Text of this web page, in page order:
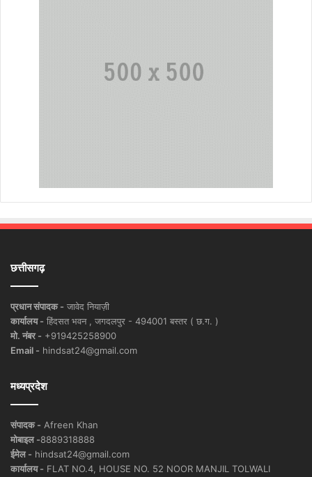
छत्तीसगढ़
प्रधान संपादक - जावेद नियाज़ी
कार्यालय - हिंदसत भवन , जगदलपुर - 494001 बस्तर ( छ.ग. )
मो. नंबर - +919425258900
Email - hindsat24@gmail.com
मध्यप्रदेश
संपादक - Afreen Khan
मोबाइल -8889318888
ईमेल - hindsat24@gmail.com
कार्यालय - FLAT NO.4, HOUSE NO. 52 NOOR MANJIL TOLWALI